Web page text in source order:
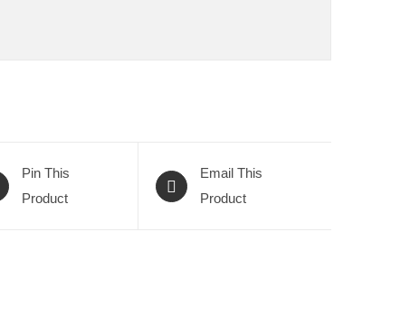
Pin This
Product
Email This
Product